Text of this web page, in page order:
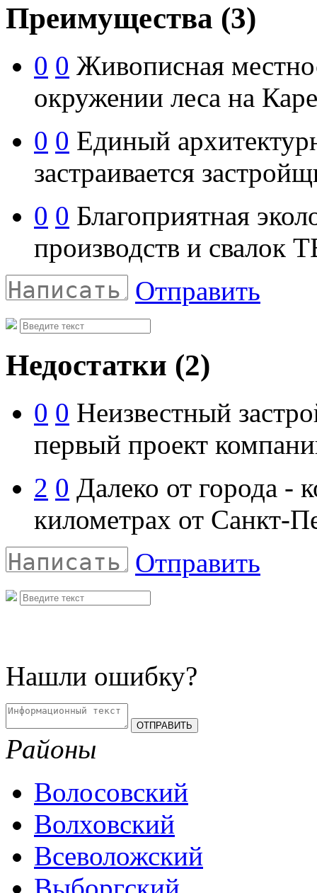
Преимущества (3)
0 0 Живописная
окружении леса на
0 0 Единый
застраивается
0 0 Благоприятная
производств и свалок
Отправить
Недостатки (2)
0 0 Неизвестный
первый проект
2 0 Далеко от города -
километрах от Санкт-
Отправить
Нашли ошибку?
Районы
Волосовский
Волховский
Всеволожский